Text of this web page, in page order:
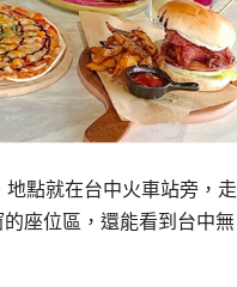
點就在台中火車站旁，走
座位區，還能看到台中無